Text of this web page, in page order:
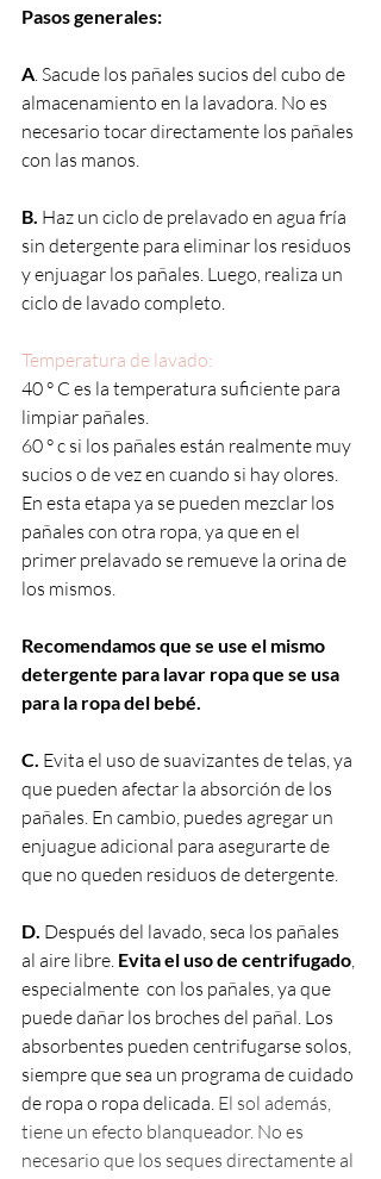
Pasos generales:
A . Sacude los pañales sucios del cubo de
almacenamiento en la lavadora. No es
necesario tocar directamente los pañales
con las manos.
B. Haz un ciclo de prelavado en agua fría
sin detergente para eliminar los residuos
y enjuagar los pañales. Luego, realiza un
ciclo de lavado completo.
Temperatura de lavado:
40 ° C es la temperatura suficiente para
limpiar pañales.
60 ° c si los pañales están realmente muy
sucios o de vez en cuando si hay olores.
En esta etapa ya se pueden mezclar los
pañales con otra ropa, ya que en el
primer prelavado se remueve la orina de
los mismos.
Recomendamos que se use el mismo
detergente para lavar ropa que se usa
para la ropa del bebé.
C. Evita el uso de suavizantes de telas, ya
que pueden afectar la absorción de los
pañales. En cambio, puedes agregar un
enjuague adicional para asegurarte de
que no queden residuos de detergente.
D. Después del lavado, seca los pañales
al aire libre. Evita el uso de centrifugado
especialmente  con los pañales, ya que
puede dañar los broches del pañal. Los
absorbentes pueden centrifugarse solos,
siempre que sea un programa de cuidado
de ropa o ropa delicada. El sol además,
tiene un efecto blanqueador. No es
necesario que los seques directamente al